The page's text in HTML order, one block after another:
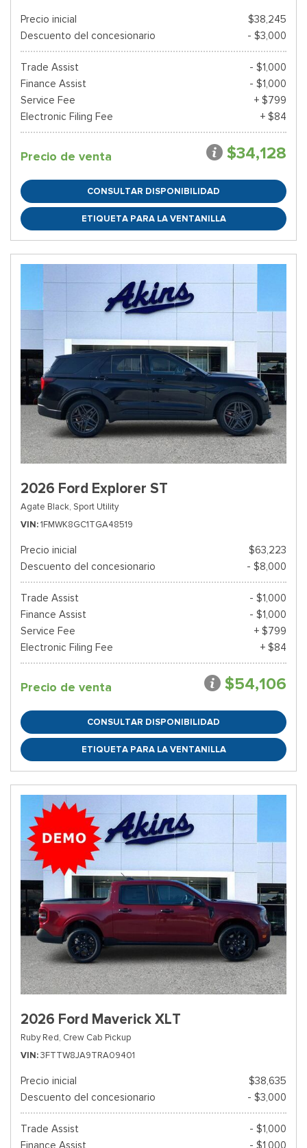
Precio inicial
$38,245
Descuento del concesionario
- $3,000
Trade Assist
- $1,000
Finance Assist
- $1,000
Service Fee
+ $799
Electronic Filing Fee
+ $84
Precio de venta $34,128
CONSULTAR DISPONIBILIDAD
ETIQUETA PARA LA VENTANILLA
2026 Ford Explorer ST
Agate Black, Sport Utility
VIN 1FMWK8GC1TGA48519
Precio inicial
$63,223
Descuento del concesionario
- $8,000
Trade Assist
- $1,000
Finance Assist
- $1,000
Service Fee
+ $799
Electronic Filing Fee
+ $84
Precio de venta $54,106
CONSULTAR DISPONIBILIDAD
ETIQUETA PARA LA VENTANILLA
2026 Ford Maverick XLT
Ruby Red, Crew Cab Pickup
VIN 3FTTW8JA9TRA09401
Precio inicial
$38,635
Descuento del concesionario
- $3,000
Trade Assist
- $1,000
Finance Assist
- $1,000